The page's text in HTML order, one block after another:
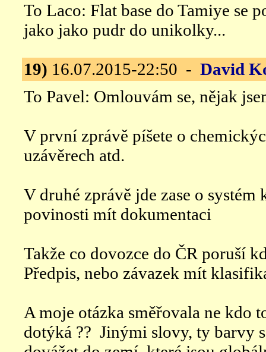
To Laco: Flat base do Tamiye se
jako jako pudr do unikolky...
19) 16.07.2015-22:50 - David
To Pavel: Omlouvám se, nějak
V první zprávě píšete o
uzávěrech atd.
V druhé zprávě jde zase o
povinosti mít dokumentaci
Takže co dovozce do ČR poruší
Předpis, nebo závazek mít
A moje otázka směřovala ne kdo
dotýká ?? Jinými slovy, ty barvy